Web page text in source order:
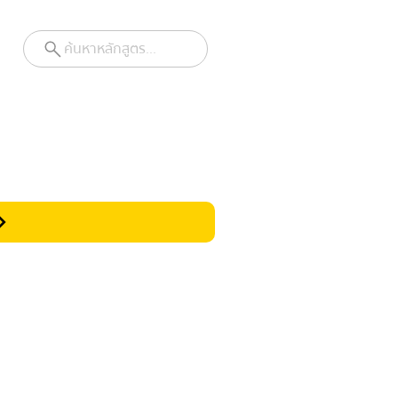
ค้นหาหลักสูตร...